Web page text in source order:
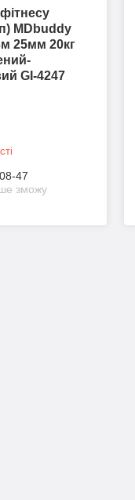
MDbuddy
25мм 20кг
GI-4247
47
зможу